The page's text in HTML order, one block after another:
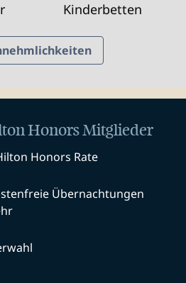
Kinderbetten
Honors Mitglieder
Honors Rate
Übernachtungen